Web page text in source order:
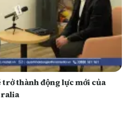
trở thành động lực mới của